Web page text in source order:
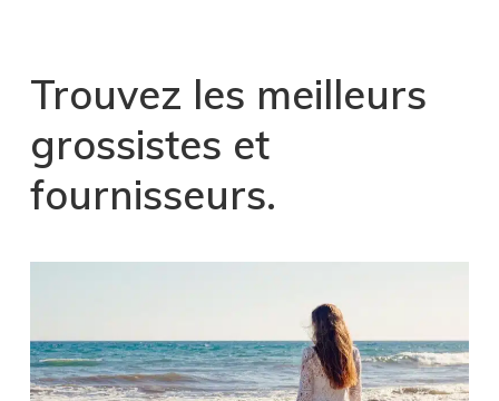
Trouvez les meilleurs
grossistes et
fournisseurs.